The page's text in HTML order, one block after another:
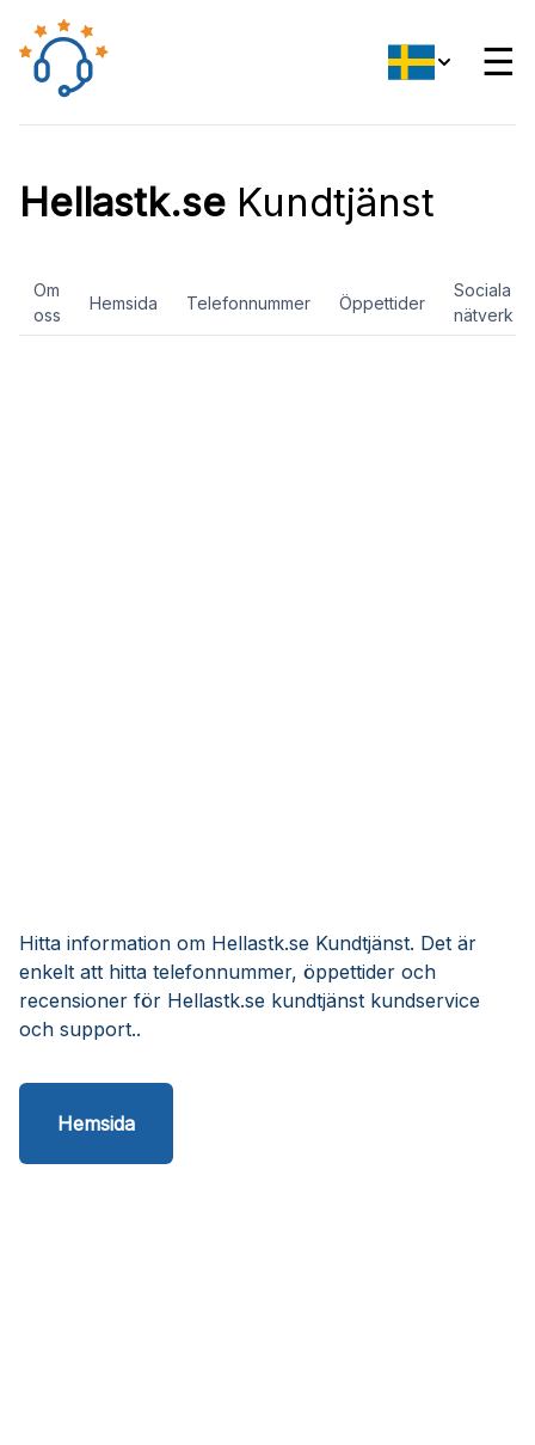
☰
Hellastk.se Kundtjänst
Om
oss
Hemsida Telefonnummer Öppettider
Sociala
nätverk
Hitta information om Hellastk.se Kundtjänst. Det är
enkelt att hitta telefonnummer, öppettider och
recensioner för Hellastk.se kundtjänst kundservice
och support..
Hemsida